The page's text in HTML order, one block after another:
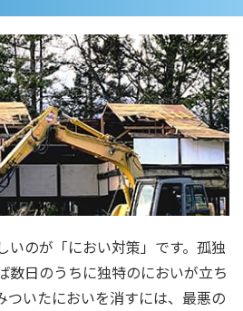
いのが「におい対策」です。孤独
数日のうちに独特のにおいが立ち
ついたにおいを消すには、最悪の